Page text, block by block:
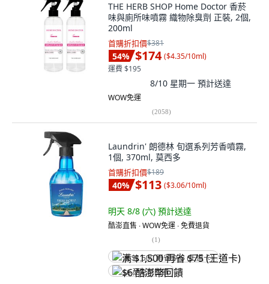
THE HERB SHOP Home Doctor 香菸
味與廁所味噴霧 織物除臭劑 正裝, 2個,
200ml
首購折扣價$381
54% $174 ($4.35/10ml)
運費 $195
8/10 星期一 預計送達
WOW免運
(2058)
Laundrin' 朗德林 旬選系列芳香噴霧,
1個, 370ml, 莫西多
首購折扣價$189
40% $113 ($3.06/10ml)
明天 8/8 (六) 預計送達
酷澎直售 ∙ WOW免運 ∙ 免費退貨
(1)
满 $1,500 再省 $75 (王道卡)
$6 酷澎幣回饋